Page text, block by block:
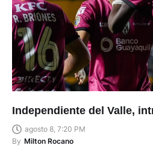
Independiente del Valle,
agosto 8, 7:20 PM
By Milton Rocano